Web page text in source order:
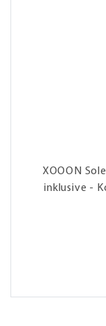
XOOON
inklusive -